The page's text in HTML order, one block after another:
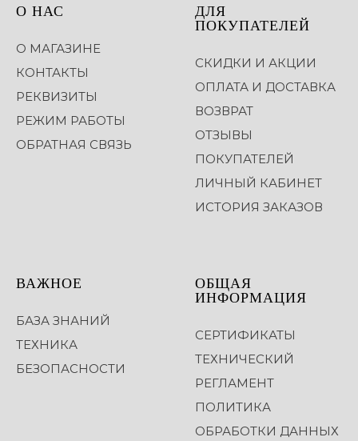
О НАС
О МАГАЗИНЕ
КОНТАКТЫ
РЕКВИЗИТЫ
РЕЖИМ РАБОТЫ
ОБРАТНАЯ СВЯЗЬ
ДЛЯ
ПОКУПАТЕЛЕЙ
СКИДКИ И АКЦИИ
ОПЛАТА И ДОСТАВКА
ВОЗВРАТ
ОТЗЫВЫ
ПОКУПАТЕЛЕЙ
ЛИЧНЫЙ КАБИНЕТ
ИСТОРИЯ ЗАКАЗОВ
ВАЖНОЕ
БАЗА ЗНАНИЙ
ТЕХНИКА
БЕЗОПАСНОСТИ
ОБЩАЯ
ИНФОРМАЦИЯ
СЕРТИФИКАТЫ
ТЕХНИЧЕСКИЙ
РЕГЛАМЕНТ
ПОЛИТИКА
ОБРАБОТКИ ДАННЫХ